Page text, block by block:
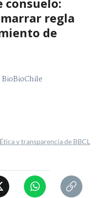
regla
de
BioBioChile
Ética y transparencia de BBCL